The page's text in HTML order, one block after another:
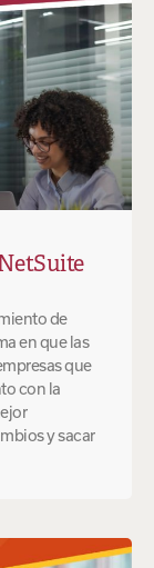
de
en que las
que
con la
y sacar